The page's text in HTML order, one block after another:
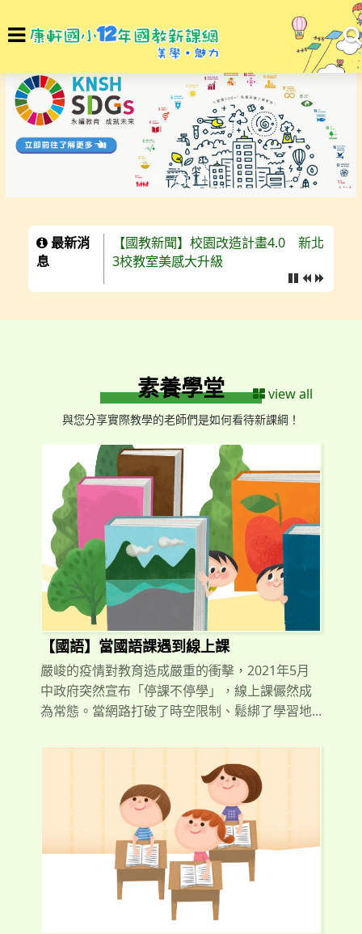
選
最新消
息
【國教新聞】校園改造計畫4.0 新北
3校教室美感大升級
素養學堂 view all
與您分享實際教學的老師們是如何看待新課綱！
【國語】當國語課遇到線上課
嚴峻的疫情對教育造成嚴重的衝擊，2021年5月
中政府突然宣布「停課不停學」，線上課儼然成
為常態。當網路打破了時空限制、鬆綁了學習地...